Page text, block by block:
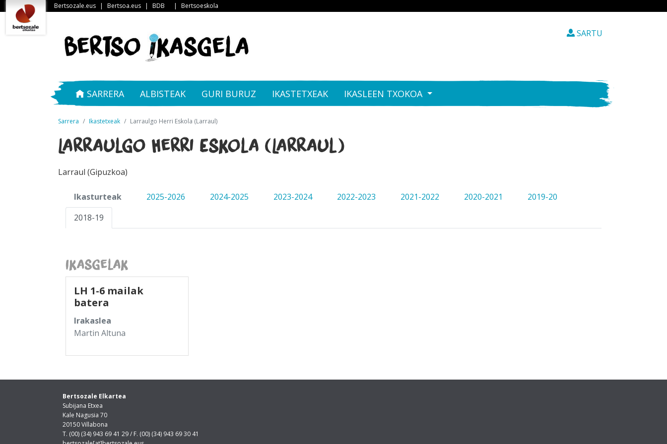
Bertsozale.eus | Bertsoa.eus | BDB | Bertsoeskola
SARTU
SARRERA ALBISTEAK GURI BURUZ IKASTETXEAK IKASLEEN TXOKOA
Sarrera Ikastetxeak Larraulgo Herri Eskola (Larraul)
Larraulgo Herri Eskola (Larraul)
Larraul (Gipuzkoa)
Ikasturteak 2025-2026 2024-2025 2023-2024 2022-2023 2021-2022 2020-2021
2019-20
2018-19
Ikasgelak
LH 1-6 mailak
batera
Irakaslea
Martin Altuna
Bertsozale Elkartea
Subijana Etxea
Kale Nagusia 70
20150 Villabona
T. (00) (34) 943 69 41 29 / F. (00) (34) 943 69 30 41